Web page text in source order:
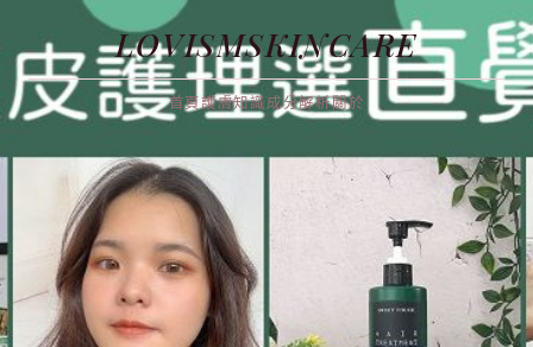
LOVISMSKINCARE
首頁護膚知識成分解析關於